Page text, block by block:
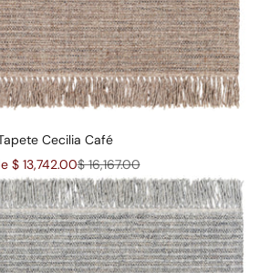
Cecilia Café
de oferta
$ 13,742.00Precio normal
$ 16,167.00